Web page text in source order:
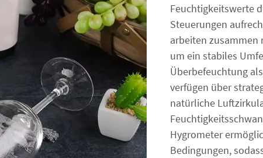
Feuchtigkeitswerte
Steuerungen
arbeiten zusammen
um ein stabiles
Überbefeuchtung
verfügen über
natürliche
Hygrometer
Bedingungen,